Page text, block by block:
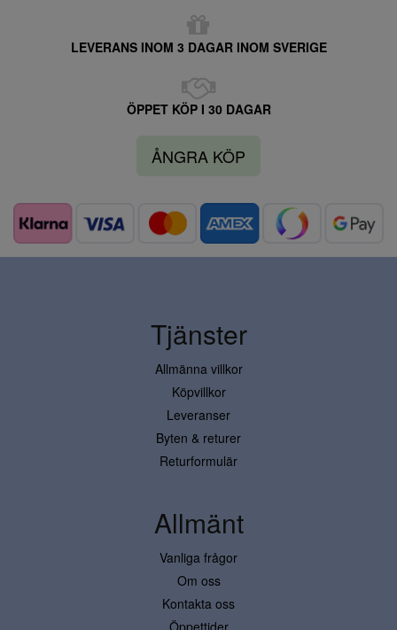
LEVERANS INOM 3 DAGAR INOM SVERIGE
ÖPPET KÖP I 30 DAGAR
ÅNGRA KÖP
Tjänster
Allmänna villkor
Köpvillkor
Leveranser
Byten & returer
Returformulär
Allmänt
Vanliga frågor
Om oss
Kontakta oss
Öppettider